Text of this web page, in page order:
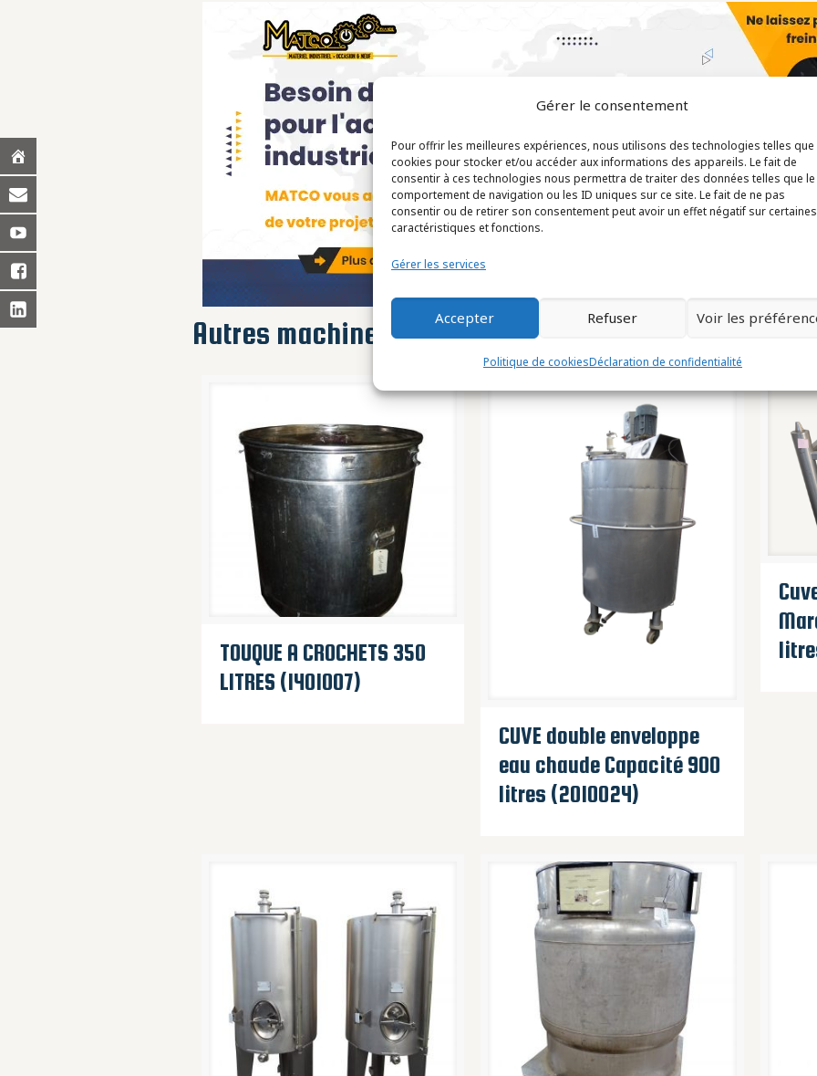
Gérer le consentement
Pour offrir les meilleures expériences, nous utilisons des technologies telles que
cookies pour stocker et/ou accéder aux informations des appareils. Le fait de
consentir à ces technologies nous permettra de traiter des données telles que le
comportement de navigation ou les ID uniques sur ce site. Le fait de ne pas
consentir ou de retirer son consentement peut avoir un effet négatif sur certaines
caractéristiques et fonctions.
Gérer les services
Accepter Refuser Voir les
Politique de cookiesDéclaration de confidentialité
Autres machines
TOUQUE A CROCHETS 350
LITRES (1401007)
CUVE double enveloppe
eau chaude Capacité 900
litres (2010024)